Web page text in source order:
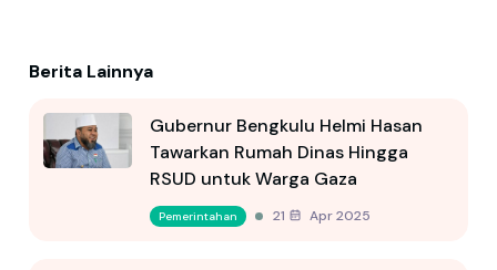
Berita Lainnya
Gubernur Bengkulu Helmi Hasan
Tawarkan Rumah Dinas Hingga
RSUD untuk Warga Gaza
Pemerintahan 21 Apr 2025